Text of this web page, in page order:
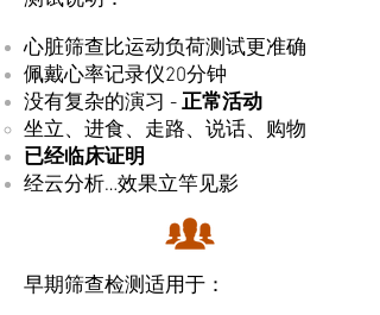
心脏筛查比运动负荷测试更准确
佩戴心率记录仪20分钟
没有复杂的演习 - 正常活动
坐立、进食、走路、说话、购物
已经临床证明
经云分析…效果立竿见影
早期筛查检测适用于：